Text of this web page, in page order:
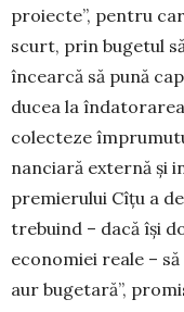
proiecte”, pentru
scurt, prin bugetul
încearcă să pună
ducea la
colecteze
nanciară externă și
pre­mierului Cîțu a
trebu­ind – dacă își
economiei reale –
aur bugetară”,